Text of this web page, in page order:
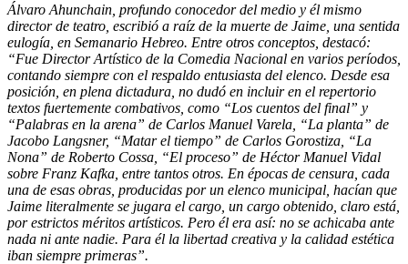
Álvaro Ahunchain, profundo conocedor del medio y él mismo
director de teatro, escribió a raíz de la muerte de Jaime, una sentida
eulogía, en Semanario Hebreo. Entre otros conceptos, destacó:
“Fue Director Artístico de la Comedia Nacional en varios períodos,
contando siempre con el respaldo entusiasta del elenco. Desde esa
posición, en plena dictadura, no dudó en incluir en el repertorio
textos fuertemente combativos, como “Los cuentos del final” y
“Palabras en la arena” de Carlos Manuel Varela, “La planta” de
Jacobo Langsner, “Matar el tiempo” de Carlos Gorostiza, “La
Nona” de Roberto Cossa, “El proceso” de Héctor Manuel Vidal
sobre Franz Kafka, entre tantos otros. En épocas de censura, cada
una de esas obras, producidas por un elenco municipal, hacían que
Jaime literalmente se jugara el cargo, un cargo obtenido, claro está,
por estrictos méritos artísticos. Pero él era así: no se achicaba ante
nada ni ante nadie. Para él la libertad creativa y la calidad estética
iban siempre primeras”.